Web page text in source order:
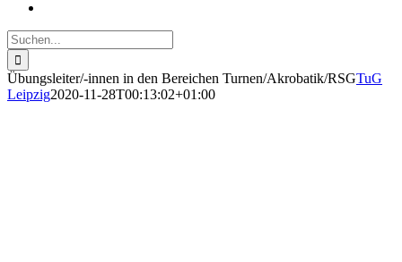
Suche
nach:
Übungsleiter/-innen in den Bereichen Turnen/Akrobatik/RSGTuG
Leipzig2020-11-28T00:13:02+01:00